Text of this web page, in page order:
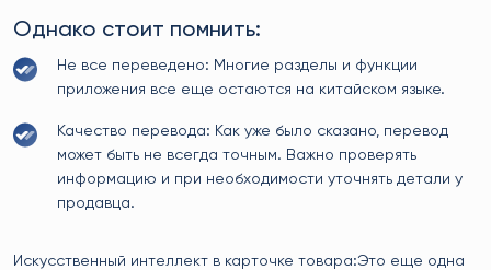
Однако стоит помнить:
Не все переведено: Многие разделы и функции
приложения все еще остаются на китайском языке.
Качество перевода: Как уже было сказано, перевод
может быть не всегда точным. Важно проверять
информацию и при необходимости уточнять детали у
продавца.
Искусственный интеллект в карточке товара:Это еще одна